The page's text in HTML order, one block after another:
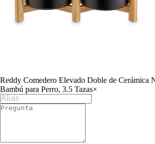
Reddy Comedero Elevado Doble de Cerámica
Bambú para Perro, 3.5 Tazas×